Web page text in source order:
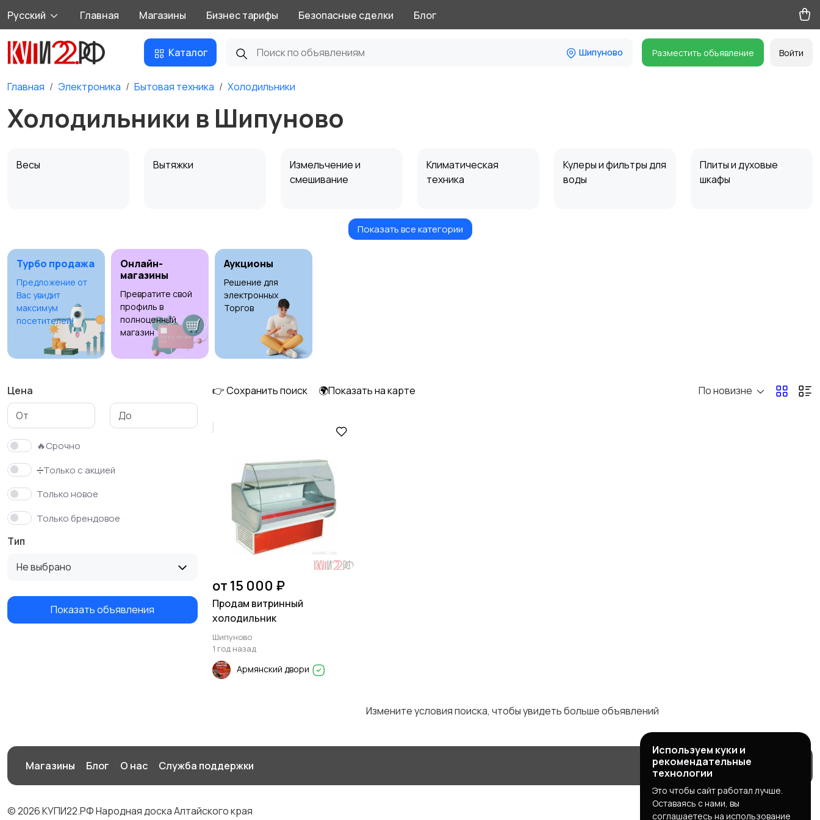
Русский Главная Магазины Бизнес тарифы Безопасные сделки Блог
Каталог Шипуново Разместить объявление Войти
Главная Электроника Бытовая техника Холодильники
Холодильники в Шипуново
Весы Вытяжки
Измельчение и
смешивание
Климатическая
техника
Кулеры и фильтры для
воды
Плиты и духовые
шкафы
машины
Приготовление
напитков
Пылесосы и
Холодильники
Швейное
оборудование
Показать все категории
Турбо продажа
Предложение от
Вас увидит
максимум
посетителей!
Онлайн-
магазины
Превратите свой
профиль в
полноценный
магазин
Аукционы
Решение для
электронных
Торгов
Цена
🔥Срочно
➗Только с акцией
Только новое
Только брендовое
Тип
Не выбрано
Показать объявления
👉 Сохранить поиск 🌍Показать на карте По новизне
от 15 000 ₽
Продам витринный
холодильник
Шипуново
1 год назад
Армянский двори
Измените условия поиска, чтобы увидеть больше объявлений
Магазины Блог О нас Служба поддержки
© 2026 КУПИ22.РФ Народная доска Алтайского края
Используем куки и
рекомендательные
технологии
Это чтобы сайт работал лучше.
Оставаясь с нами, вы
соглашаетесь на использование